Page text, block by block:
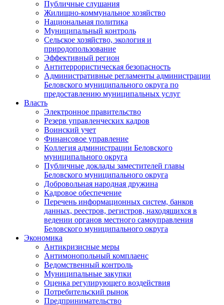
Публичные слушания
Жилищно-коммунальное хозяйство
Национальная политика
Муниципальный контроль
Сельское хозяйство, экология и
природопользование
Эффективный регион
Антитеррористическая безопасность
Административные регламенты администрации
Беловского муниципального округа по
предоставлению муниципальных услуг
Власть
Электронное правительство
Резерв управленческих кадров
Воинский учет
Финансовое управление
Коллегия администрации Беловского
муниципального округа
Публичные доклады заместителей главы
Беловского муниципального округа
Добровольная народная дружина
Кадровое обеспечение
Перечень информационных систем, банков
данных, реестров, регистров, находящихся в
ведении органов местного самоуправления
Беловского муниципального округа
Экономика
Антикризисные меры
Антимонопольный комплаенс
Ведомственный контроль
Муниципальные закупки
Оценка регулирующего воздействия
Потребительский рынок
Предпринимательство